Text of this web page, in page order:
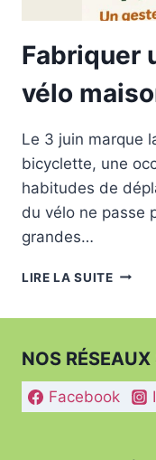
Fabriquer
vélo
Le 3 juin marque
bicyclette, une
habitudes de
du vélo ne passe
grandes…
LIRE LA SUITE
VÉLO
NOS
Facebook